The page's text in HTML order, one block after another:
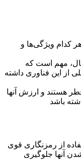
هر کدام ویژگی‌ها و
مهم است که
از این فناوری داشته
هستند و ارزش آنها
باشد
از رمزنگاری قوی
آنها جلوگیری